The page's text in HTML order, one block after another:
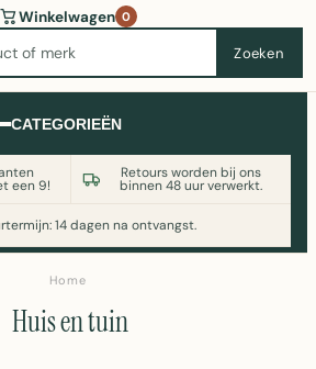
Zoeken
Winkelwagen 0
CATEGORIEËN
een 9!
Retours worden bij ons
binnen 48 uur verwerkt.
14 dagen na ontvangst.
nodig? Vergelijk alle prijzen op
Witgoedaanbod.nl
Home
Huis en tuin